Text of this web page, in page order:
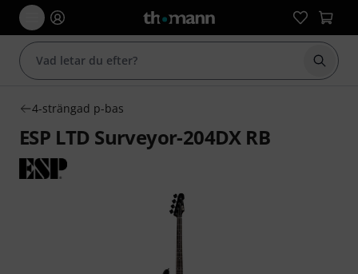
Börja
4-strängad p-bas
ESP LTD Surveyor-204DX RB